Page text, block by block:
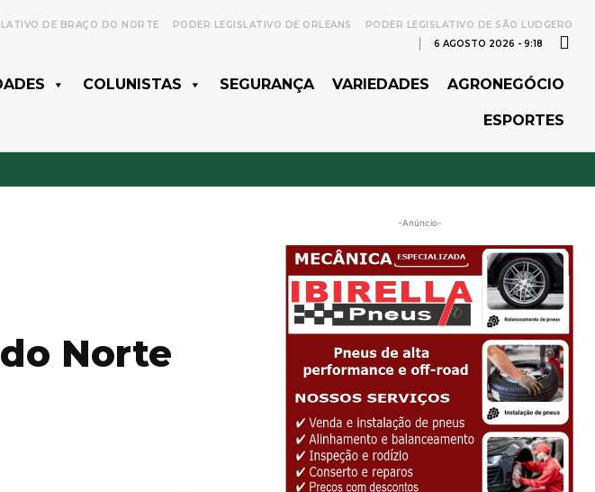
DE BRAÇO DO NORTE PODER LEGISLATIVO DE ORLEANS
PODER LEGISLATIVO DE SÃO LUDGERO
6 AGOSTO 2026 - 9:18
COLUNISTAS SEGURANÇA VARIEDADES AGRONEGÓCIO
ESPORTES
Norte
-Anúncio-